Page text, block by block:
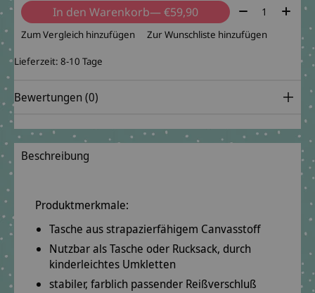
In den Warenkorb — €59,90 Menge:
Zum Vergleich hinzufügen Zur Wunschliste hinzufügen
Lieferzeit: 8-10 Tage
Bewertungen (0)
Beschreibung
Produktmerkmale:
Tasche ausstrapazierfähigem Canvasstoff
Nutzbar alsTasche oder Rucksack, durch
kinderleichtes Umkletten
stabiler, farblich passender Reißverschluß